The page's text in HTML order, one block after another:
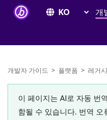
개
개발자 가이드 > 플랫폼 > 레거
이 페이지는 AI로 자동 번
함될 수 있습니다. 번역